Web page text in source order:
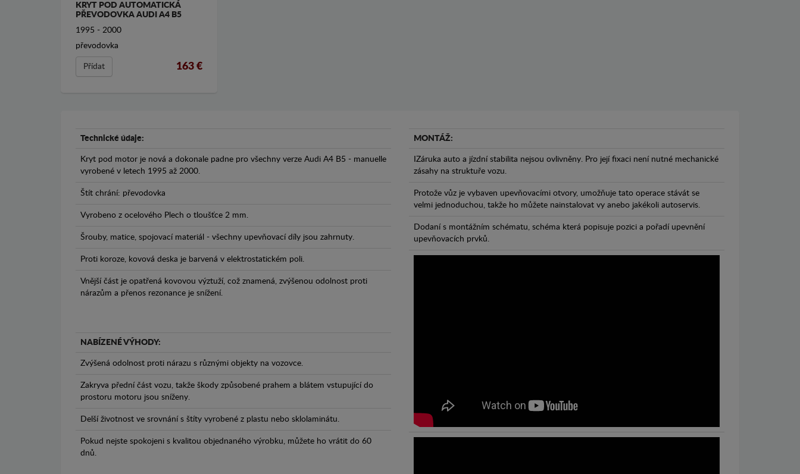
KRYT POD AUTOMATICKÁ
PŘEVODOVKA AUDI A4 B5
1995 - 2000
převodovka
Přídat 163 €
Technické údaje:
Kryt pod motor je nová a dokonale padne pro všechny verze Audi A4 B5 - manuelle
vyrobené v letech 1995 až 2000.
Štít chrání: převodovka
Vyrobeno z ocelového Plech o tloušťce 2 mm.
Šrouby, matice, spojovací materiál - všechny upevňovací díly jsou zahrnuty.
Proti koroze, kovová deska je barvená v elektrostatickém poli.
Vnější část je opatřená kovovou výztuží, což znamená, zvýšenou odolnost proti
nárazům a přenos rezonance je snížení.
NABÍZENÉ VÝHODY:
Zvýšená odolnost proti nárazu s různými objekty na vozovce.
Zakryva přední část vozu, takže škody způsobené prahem a blátem vstupující do
prostoru motoru jsou sníženy.
Delší životnost ve srovnání s štíty vyrobené z plastu nebo sklolaminátu.
Pokud nejste spokojeni s kvalitou objednaného výrobku, můžete ho vrátit do 60
dnů.
MONTÁŽ:
IZáruka auto a jízdní stabilita nejsou ovlivněny. Pro její fixaci není nutné mechanické
zásahy na struktuře vozu.
Protože vůz je vybaven upevňovacími otvory, umožňuje tato operace stávát se
velmi jednoduchou, takže ho můžete nainstalovat vy anebo jakékoli autoservis.
Dodaní s montážním schématu, schéma která popisuje pozici a pořadí upevnění
upevňovacích prvků.